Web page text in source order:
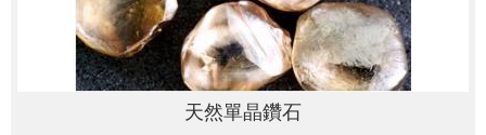
天然單晶鑽石